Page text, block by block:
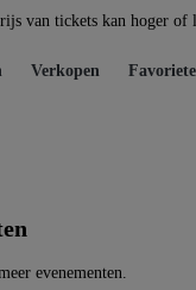
van tickets kan hoger
Verkopen
evenementen.